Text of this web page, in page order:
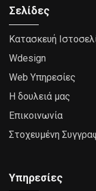
Σελίδες
Κατασκευή
Wdesign
Web Υπηρεσίες
Η δουλειά μας
Επικοινωνία
Στοχευμένη
Υπηρεσίες